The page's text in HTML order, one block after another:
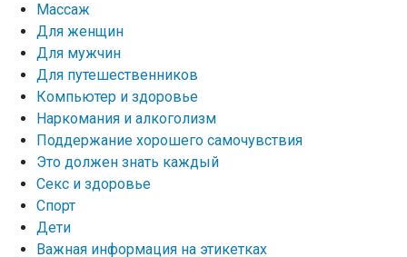
Массаж
Для женщин
Для мужчин
Для путешественников
Компьютер и здоровье
Наркомания и алкоголизм
Поддержание хорошего самочувствия
Это должен знать каждый
Секс и здоровье
Спорт
Дети
Важная информация на этикетках